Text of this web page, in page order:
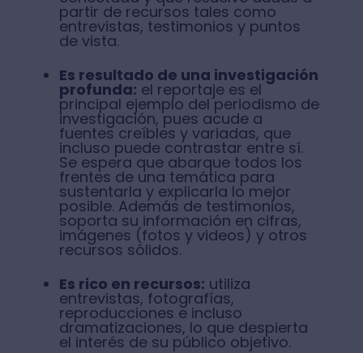
partir de recursos tales como
entrevistas, testimonios y puntos
de vista.
Es resultado de una investigación
profunda: el reportaje es el
principal ejemplo del periodismo de
investigación, pues acude a
fuentes creíbles y variadas, que
incluso puede contrastar entre sí.
Se espera que abarque todos los
frentes de una temática para
sustentarla y explicarla lo mejor
posible. Además de testimonios,
soporta su información en cifras,
imágenes (fotos y videos) y otros
recursos sólidos.
Es rico en recursos: utiliza
entrevistas, fotografías,
reproducciones e incluso
dramatizaciones, lo que despierta
el interés de su público objetivo.